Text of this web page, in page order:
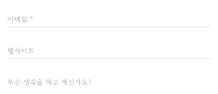
이메일 *
웹사이트
무슨 생각을 하고 계신가요?